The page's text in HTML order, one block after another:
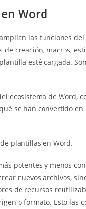
Word
las funciones
creación, macros,
esté cargada.
ecosistema de Word,
se han convertido
plantillas en Word.
potentes y menos
nuevos archivos,
de recursos
o formato. Esto las